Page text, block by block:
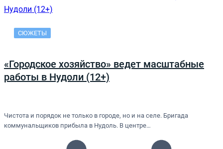
СЮЖЕТЫ
«Городское хозяйство» ведет масштабные
работы в Нудоли (12+)
Чистота и порядок не только в городе, но и на селе. Бригада
коммунальщиков прибыла в Нудоль. В центре…